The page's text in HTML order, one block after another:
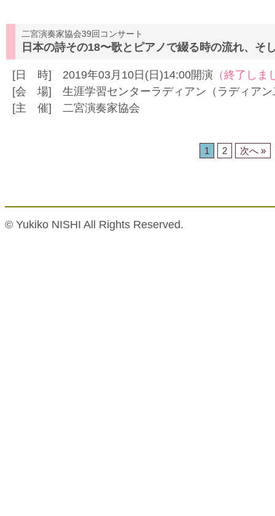
二宮演奏家協会39回コンサート
日本の詩その18〜歌とピアノで綴る時の流れ、そ
[日 時] 2019年03月10日(日)14:00開演 （終了しま
[会 場] 生涯学習センターラディアン（ラディアン
[主 催] 二宮演奏家協会
1 2 次へ »
© Yukiko NISHI All Rights Reserved.